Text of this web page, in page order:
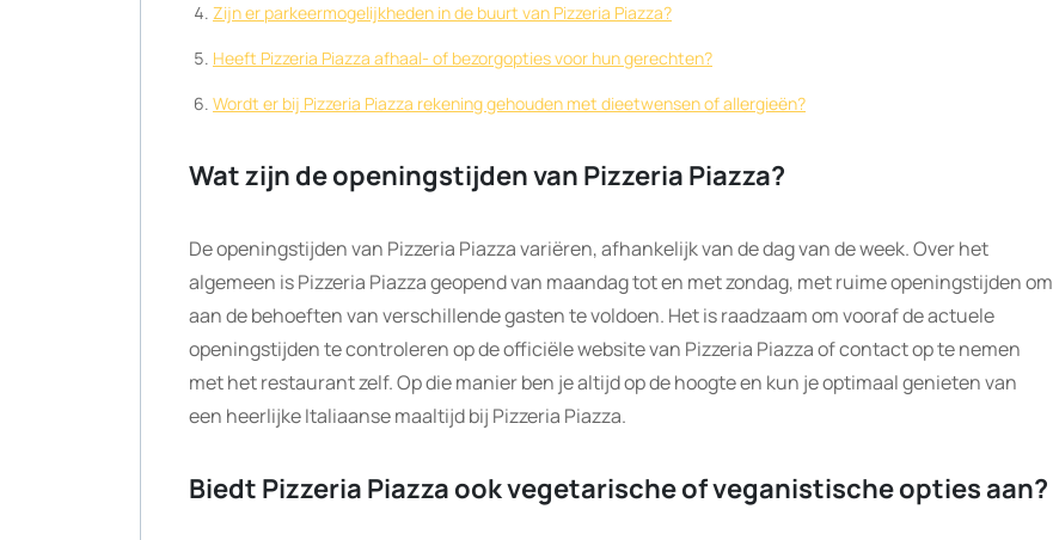
Zijn er parkeermogelijkheden in de buurt van Pizzeria Piazza?
Heeft Pizzeria Piazza afhaal- of bezorgopties voor hun gerechten?
Wordt er bij Pizzeria Piazza rekening gehouden met dieetwensen of allergieën?
Wat zijn de openingstijden van Pizzeria Piazza?
De openingstijden van Pizzeria Piazza variëren, afhankelijk van de dag van de week. Over het
algemeen is Pizzeria Piazza geopend van maandag tot en met zondag, met ruime openingstijden om
aan de behoeften van verschillende gasten te voldoen. Het is raadzaam om vooraf de actuele
openingstijden te controleren op de officiële website van Pizzeria Piazza of contact op te nemen
met het restaurant zelf. Op die manier ben je altijd op de hoogte en kun je optimaal genieten van
een heerlijke Italiaanse maaltijd bij Pizzeria Piazza.
Biedt Pizzeria Piazza ook vegetarische of veganistische opties aan?